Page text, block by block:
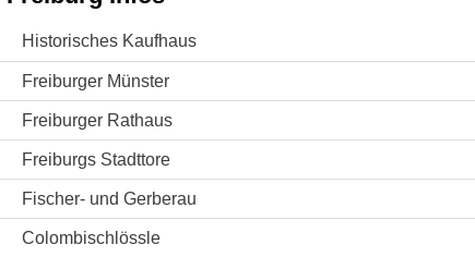
Historisches Kaufhaus
Freiburger Münster
Freiburger Rathaus
Freiburgs Stadttore
Fischer- und Gerberau
Colombischlössle